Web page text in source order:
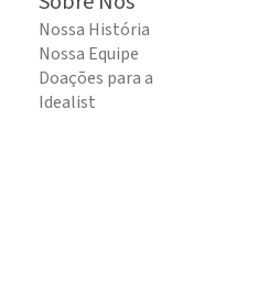
Nossa História
Nossa Equipe
Doações para a
Idealist